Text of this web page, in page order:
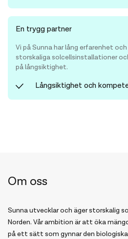
En trygg partner
Vi på Sunna har lång erfarenhet
storskaliga solcellsinstallationer
på långsiktighet.
Långsiktighet och
Om oss
Sunna utvecklar och äger storskalig
Norden. Vår ambition är att öka
på ett sätt som gynnar den